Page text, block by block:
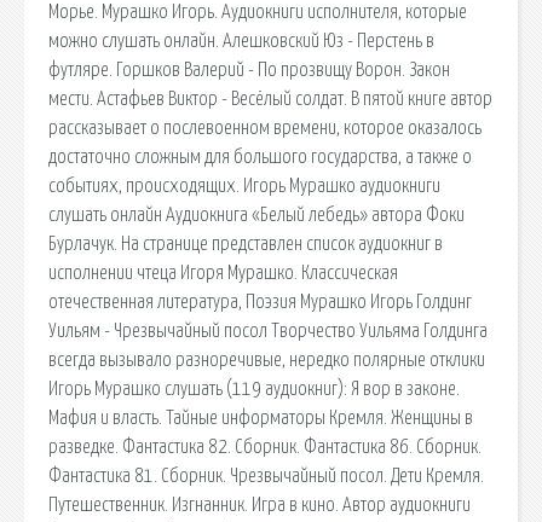
Морье. Мурашко Игорь. Аудиокниги исполнителя, которые
можно слушать онлайн. Алешковский Юз - Перстень в
футляре. Горшков Валерий - По прозвищу Ворон. Закон
мести. Астафьев Виктор - Весёлый солдат. В пятой книге автор
рассказывает о послевоенном времени, которое оказалось
достаточно сложным для большого государства, а также о
событиях, происходящих. Игорь Мурашко аудиокниги
слушать онлайн Аудиокнига «Белый лебедь» автора Фоки
Бурлачук. На странице представлен список аудиокниг в
исполнении чтеца Игоря Мурашко. Классическая
отечественная литература, Поэзия Мурашко Игорь Голдинг
Уильям - Чрезвычайный посол Творчество Уильяма Голдинга
всегда вызывало разноречивые, нередко полярные отклики
Игорь Мурашко слушать (119 аудиокниг): Я вор в законе.
Мафия и власть. Тайные информаторы Кремля. Женщины в
разведке. Фантастика 82. Сборник. Фантастика 86. Сборник.
Фантастика 81. Сборник. Чрезвычайный посол. Дети Кремля.
Путешественник. Изгнанник. Игра в кино. Автор аудиокниги